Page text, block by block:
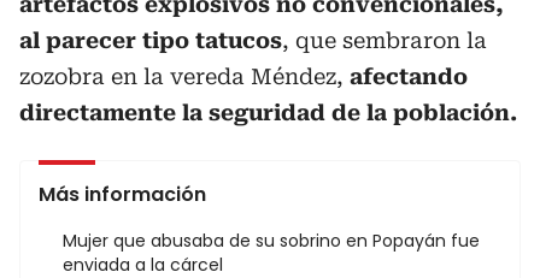
al parecer tipo tatucos, que sembraron la
zozobra en la vereda Méndez, afectando
directamente la seguridad de la población.
Más información
Mujer que abusaba de su sobrino en Popayán fue
enviada a la cárcel